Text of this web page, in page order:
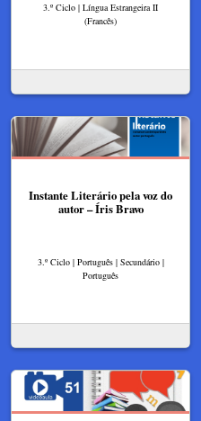
3.º Ciclo | Língua Estrangeira II
(Francês)
Instante Literário pela voz do
autor – Íris Bravo​
3.º Ciclo | Português | Secundário |
Português